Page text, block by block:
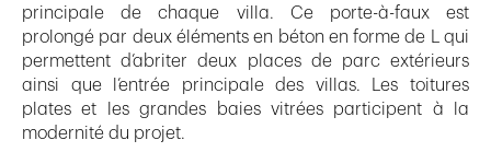
principale de chaque villa. Ce porte-à-faux est
prolongé par deux éléments en béton en forme de L qui
permettent d’abriter deux places de parc extérieurs
ainsi que l’entrée principale des villas. Les toitures
plates et les grandes baies vitrées participent à la
modernité du projet.